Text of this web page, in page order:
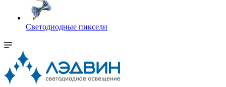
Светодиодные пиксели